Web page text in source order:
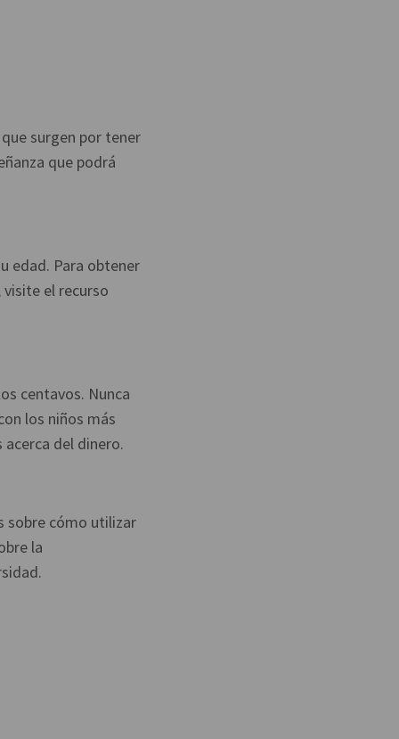
surgen por tener
que podrá
edad. Para obtener
visite el recurso
centavos. Nunca
los niños más
del dinero.
sobre cómo utilizar
la